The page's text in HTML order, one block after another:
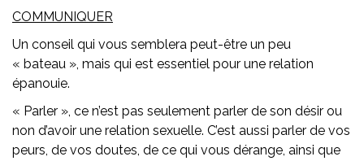
COMMUNIQUER
Un conseil qui vous semblera peut-être un peu
« bateau », mais qui est essentiel pour une relation
épanouie.
« Parler », ce n’est pas seulement parler de son désir ou
non d’avoir une relation sexuelle. C’est aussi parler de vos
peurs, de vos doutes, de ce qui vous dérange, ainsi que